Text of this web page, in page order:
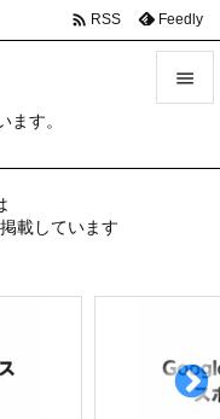
す。


検索
 RSS Feedly
載しています